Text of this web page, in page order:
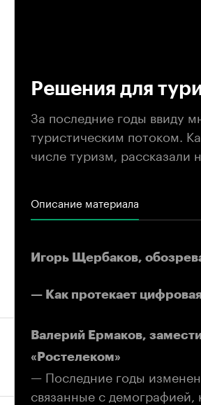
Решения для
За последние годы ввиду
туристическим потоком.
числе туризм, рассказали
Описание материала
Игорь Щербаков,
— Как протекает
Валерий Ермаков,
«Ростелеком»
— Последние годы
связанные с демографией,